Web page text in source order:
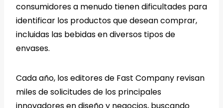
consumidores a menudo tienen dificultades para
identificar los productos que desean comprar,
incluidas las bebidas en diversos tipos de
envases.
Cada año, los editores de Fast Company revisan
miles de solicitudes de los principales
innovadores en diseño y negocios, buscando